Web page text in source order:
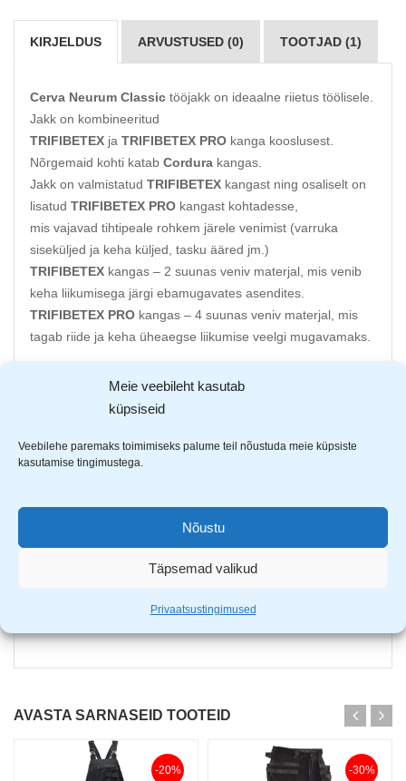
Meie veebileht kasutab
küpsiseid
Veebilehe paremaks toimimiseks palume teil nõustuda meie küpsiste
kasutamise tingimustega.
Nõustu
Täpsemad valikud
Privaatsustingimused
KIRJELDUS ARVUSTUSED (0) TOOTJAD (1)
Cerva Neurum Classic tööjakk on ideaalne riietus töölisele.
Jakk on kombineeritud
TRIFIBETEX ja TRIFIBETEX PRO kanga kooslusest.
Nõrgemaid kohti katab Cordura kangas.
Jakk on valmistatud TRIFIBETEX kangast ning osaliselt on
lisatud TRIFIBETEX PRO kangast kohtadesse,
mis vajavad tihtipeale rohkem järele venimist (varruka
siseküljed ja keha küljed, tasku ääred jm.)
TRIFIBETEX kangas – 2 suunas veniv materjal, mis venib
keha liikumisega järgi ebamugavates asendites.
TRIFIBETEX PRO kangas – 4 suunas veniv materjal, mis
tagab riide ja keha üheaegse liikumise veelgi mugavamaks.
2 lukuga suletavat rinnataskut
YKK lukuga eest suletav
3 kordsed õmblused
nägusa välimusega ning ülimalt vastupidav
AVASTA SARNASEID TOOTEID
-20% -30%